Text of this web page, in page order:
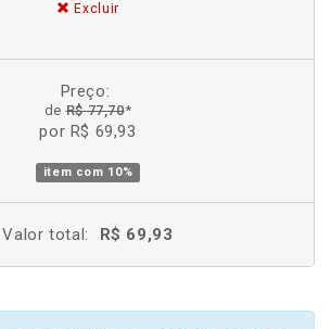
Excluir
Preço:
deR$ 77,70*
por R$ 69,93
item com 10%
Valor total: R$ 69,93